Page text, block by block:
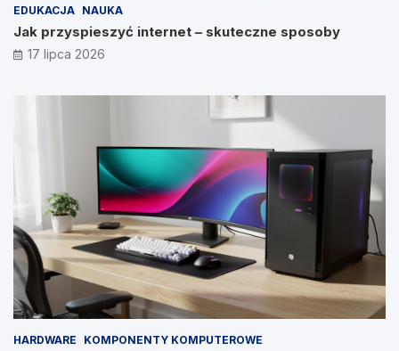
EDUKACJA NAUKA
Jak przyspieszyć internet – skuteczne sposoby
17 lipca 2026
HARDWARE KOMPONENTY KOMPUTEROWE